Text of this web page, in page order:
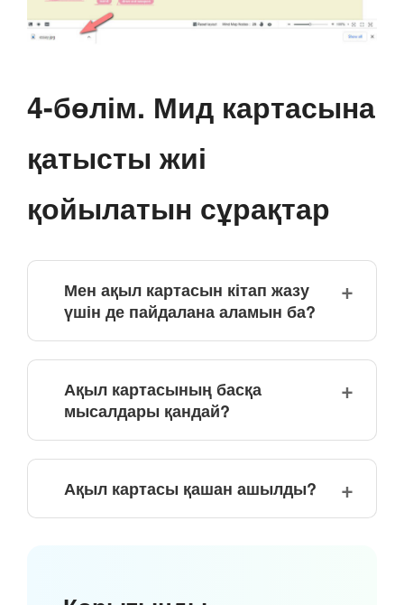
4-бөлім. Мид картасына
қатысты жиі
қойылатын сұрақтар
Мен ақыл картасын кітап жазу
үшін де пайдалана аламын ба?
Ақыл картасының басқа
мысалдары қандай?
Ақыл картасы қашан ашылды?